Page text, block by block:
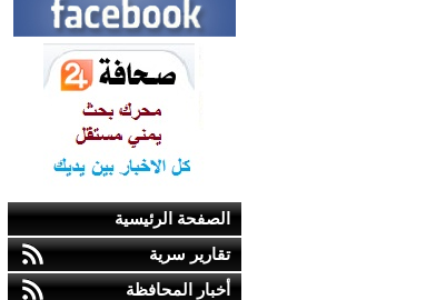
الصفحة الرئيسية
تقارير سرية
أخبار المحافظة